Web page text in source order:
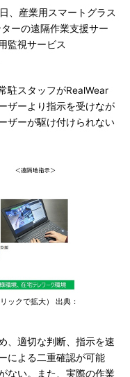
、産業用スマートグラス
ーの遠隔作業支援サー
監視サービス
駐スタッフがRealWear
ザーより指示を受けなが
ザーが駆け付けられない
ックで拡大） 出典：
、適切な判断、指示を速
による二重確認が可能
ない。また、実際の作業